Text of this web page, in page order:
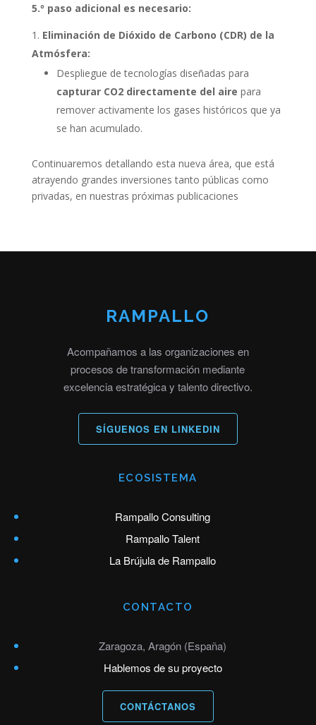
5.º paso adicional es necesario:
Eliminación de Dióxido de Carbono (CDR) de la
Atmósfera:
Despliegue de tecnologías diseñadas para
capturar CO2 directamente del aire para
remover activamente los gases históricos que ya
se han acumulado.
Continuaremos detallando esta nueva área, que está
atrayendo grandes inversiones tanto públicas como
privadas, en nuestras próximas publicaciones
RAMPALLO
Acompañamos a las organizaciones en
procesos de transformación mediante
excelencia estratégica y talento directivo.
SÍGUENOS EN LINKEDIN
ECOSISTEMA
Rampallo Consulting
Rampallo Talent
La Brújula de Rampallo
CONTACTO
Zaragoza, Aragón (España)
Hablemos de su proyecto
CONTÁCTANOS